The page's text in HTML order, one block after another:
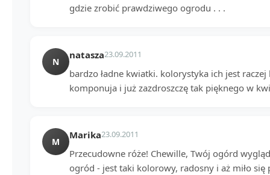
gdzie zrobić prawdziwego ogrodu . . .
N
natasza23.09.2011
bardzo ładne kwiatki. kolorystyka ich jest
komponuja i już zazdroszczę tak pięknego w
M
Marika23.09.2011
Przecudowne róże! Chewille, Twój ogórd
ogród - jest taki kolorowy, radosny i aż miło się